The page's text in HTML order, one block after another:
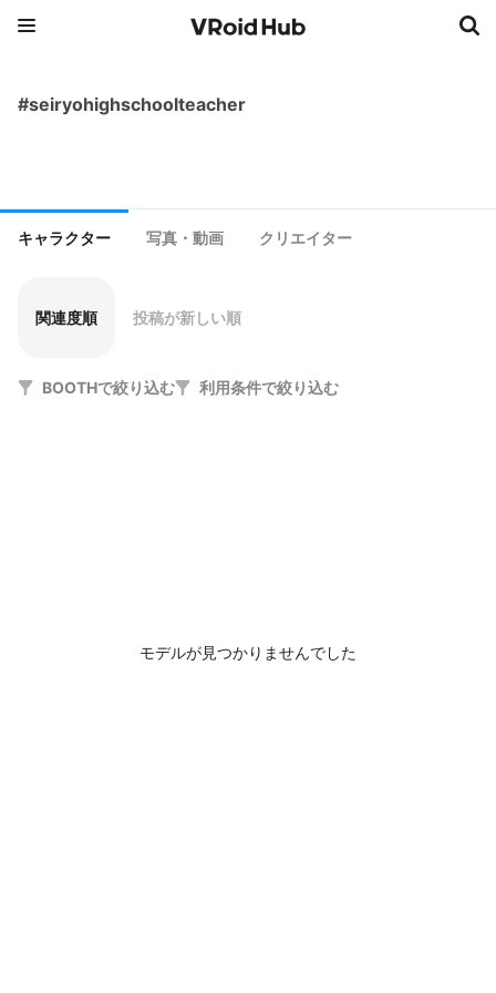
#seiryohighschoolteacher
キャラクター 写真・動画 クリエイター
関連度順 投稿が新しい順
BOOTHで絞り込む 利用条件で絞り込む
モデルが見つかりませんでした